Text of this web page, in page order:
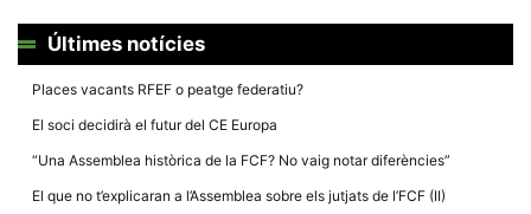
Últimes notícies
Places vacants RFEF o peatge federatiu?
El soci decidirà el futur del CE Europa
“Una Assemblea històrica de la FCF? No vaig notar diferències”
El que no t’explicaran a l’Assemblea sobre els jutjats de l’FCF (II)
cookies
Màrqueting
En compartir
els teus